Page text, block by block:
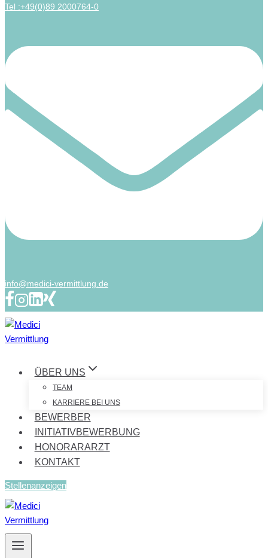
Tel :+49(0)89 2000764-0
info@medici-vermittlung.de
ÜBER UNS
TEAM
KARRIERE BEI UNS
BEWERBER
INITIATIVBEWERBUNG
HONORARARZT
KONTAKT
Stellenanzeigen